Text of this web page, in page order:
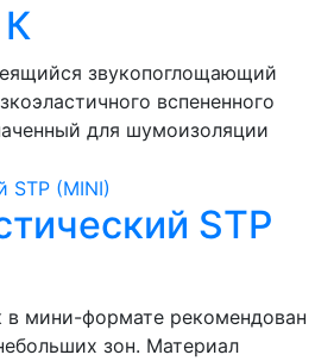
звукопоглощающий
вспененного
для шумоизоляции
STP
в мини-формате рекомендован
зон. Материал